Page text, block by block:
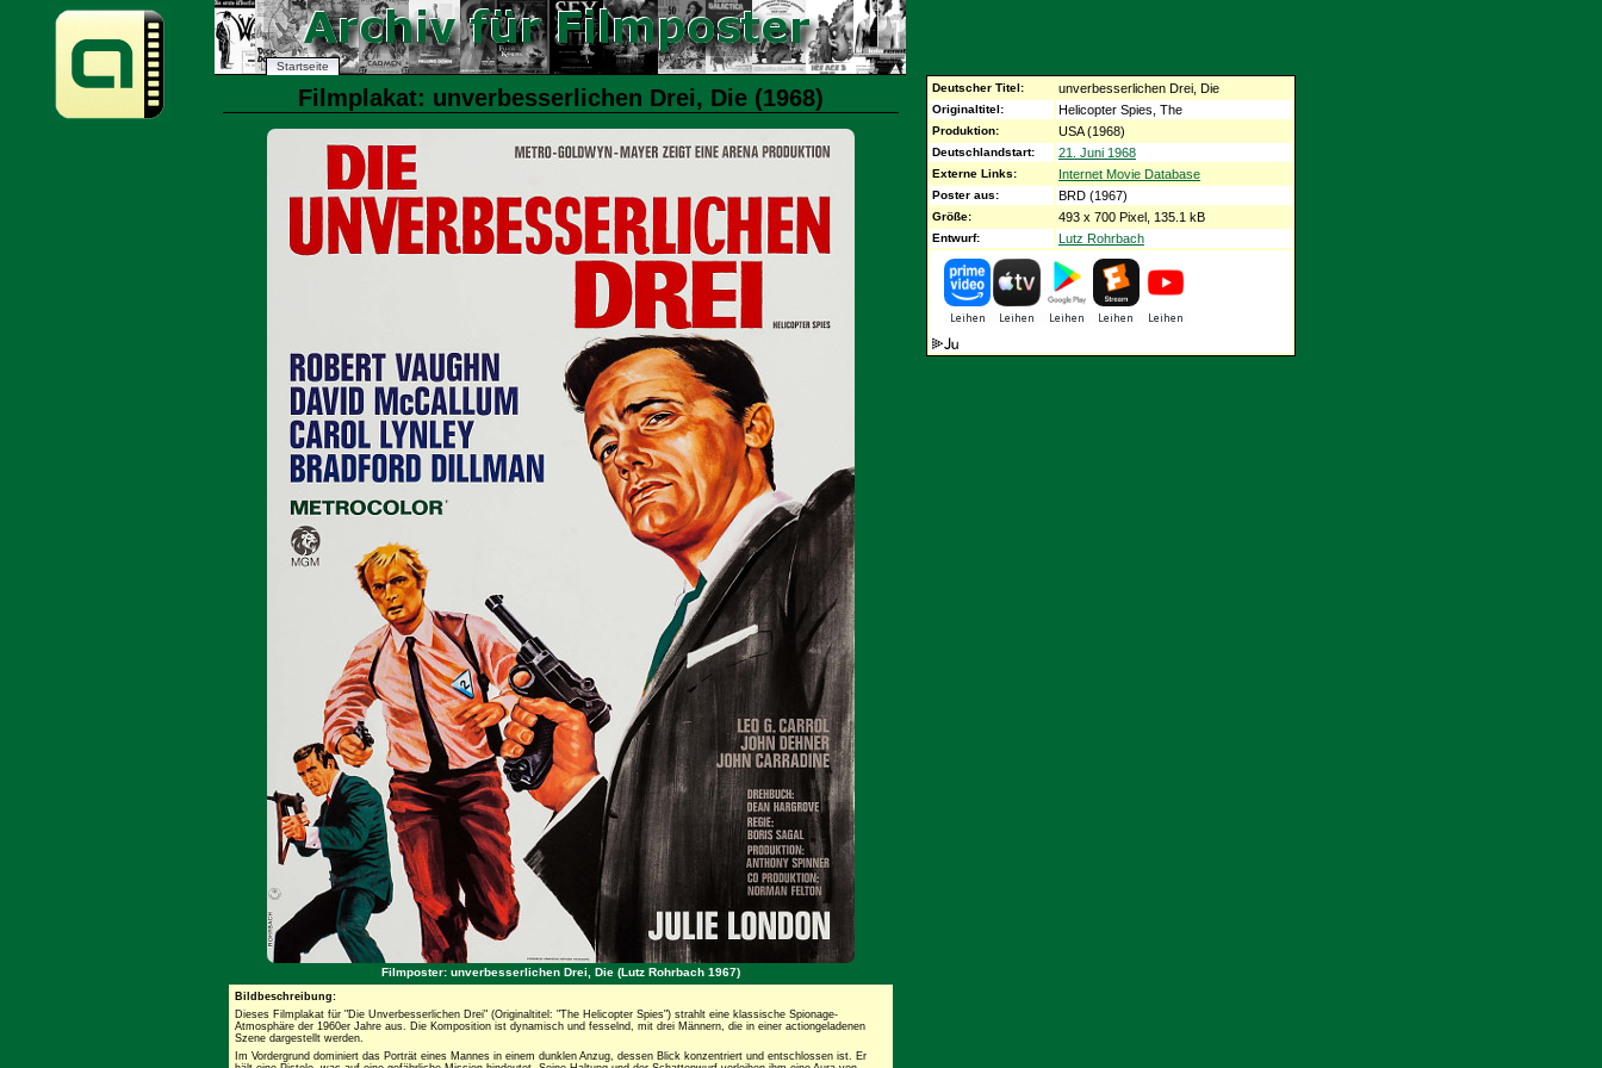
Startseite
Filmplakat: unverbesserlichen Drei, Die (1968)
Filmposter: unverbesserlichen Drei, Die (Lutz Rohrbach 1967)
Deutscher Titel: unverbesserlichen Drei, Die
Originaltitel: Helicopter Spies, The
Produktion: USA (1968)
Deutschlandstart: 21. Juni 1968
Externe Links: Internet Movie Database
Poster aus: BRD (1967)
Größe: 493 x 700 Pixel, 135.1 kB
Entwurf: Lutz Rohrbach
Bildbeschreibung:
Dieses Filmplakat für "Die Unverbesserlichen Drei" (Originaltitel: "The Helicopter Spies") strahlt eine klassische Spionage-
Atmosphäre der 1960er Jahre aus. Die Komposition ist dynamisch und fesselnd, mit drei Männern, die in einer actiongeladenen
Szene dargestellt werden.
Im Vordergrund dominiert das Porträt eines Mannes in einem dunklen Anzug, dessen Blick konzentriert und entschlossen ist. Er